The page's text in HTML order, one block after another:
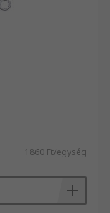
1860 Ft/egység